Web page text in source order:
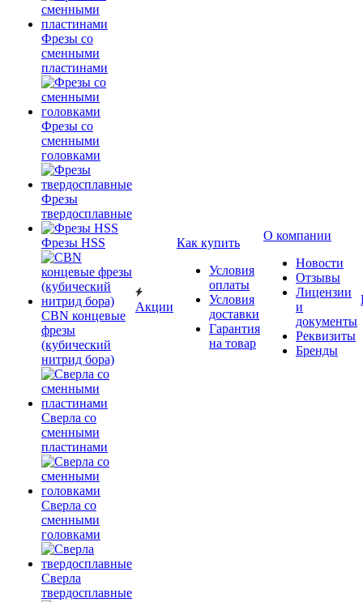
Фрезы со
сменными
пластинами
Фрезы со
сменными
головками
Фрезы
твердосплавные
Фрезы HSS
CBN концевые
фрезы
(кубический
нитрид бора)
Сверла со
сменными
пластинами
Сверла со
сменными
головками
Сверла
твердосплавные
Акции
Как купить
Условия
оплаты
Условия
доставки
Гарантия
на товар
О компании
Новости
Отзывы
Лицензии
и
документы
Реквизиты
Бренды